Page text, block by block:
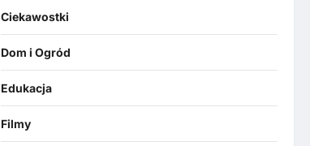
Ciekawostki
Dom i Ogród
Edukacja
Filmy